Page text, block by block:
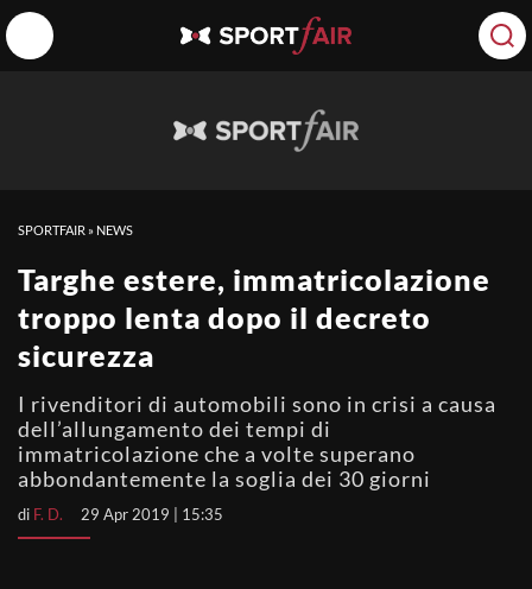
SPORTFAIR » NEWS
Targhe estere, immatricolazione
troppo lenta dopo il decreto
sicurezza
I rivenditori di automobili sono in crisi a causa
dell’allungamento dei tempi di
immatricolazione che a volte superano
abbondantemente la soglia dei 30 giorni
di F. D. 29 Apr 2019 | 15:35